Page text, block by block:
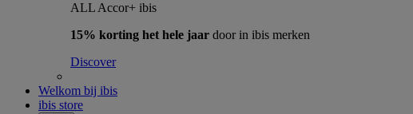
ALL Accor+ ibis
15% korting het hele jaar door in ibis merken
Discover
Welkom bij ibis
ibis store